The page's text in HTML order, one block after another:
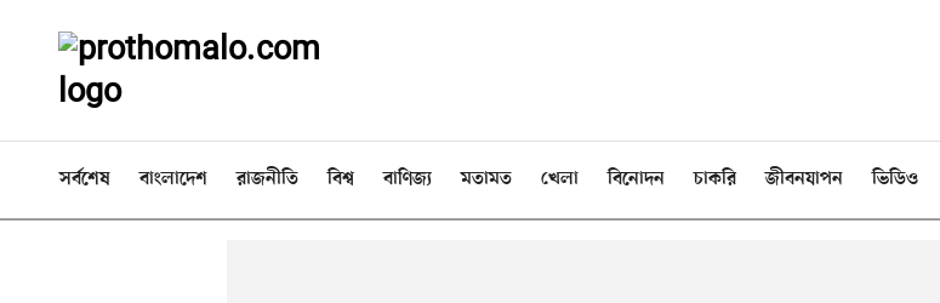
সর্বশেষ বাংলাদেশ রাজনীতি বিশ্ব বাণিজ্য মতামত খেলা বিনোদন চাকরি জীবনযাপন ভিডিও